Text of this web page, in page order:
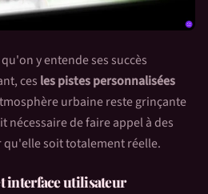
y entende ses succès
ces les pistes personnalisées
urbaine reste grinçante
nécessaire de faire appel à des
soit totalement réelle.
interface utilisateur